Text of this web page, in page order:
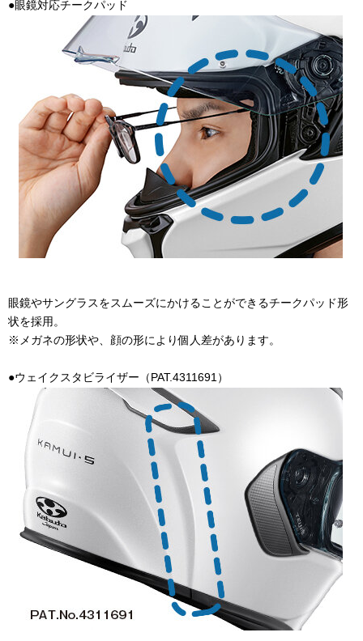
●眼鏡対応チークパッド
眼鏡やサングラスをスムーズにかけることができるチークパッド形
状を採用。
※メガネの形状や、顔の形により個人差があります。
●ウェイクスタビライザー（PAT.4311691 ）